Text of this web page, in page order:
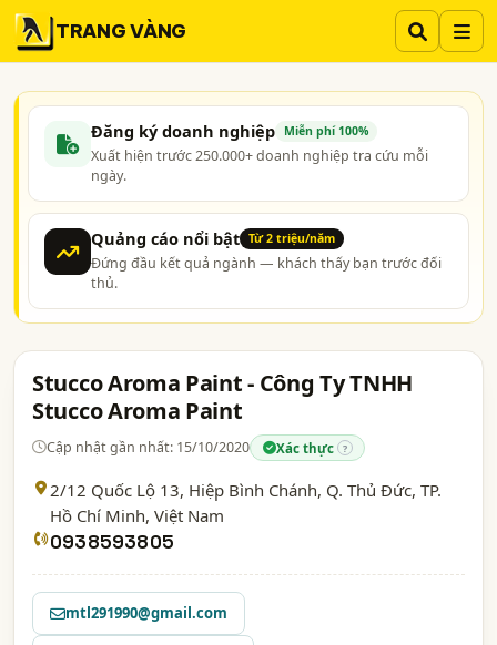
TRANG VÀNG
Đăng ký doanh nghiệp Miễn phí 100%
Xuất hiện trước 250.000+ doanh nghiệp tra cứu mỗi
ngày.
Quảng cáo nổi bật Từ 2 triệu/năm
Đứng đầu kết quả ngành — khách thấy bạn trước đối
thủ.
Stucco Aroma Paint - Công Ty TNHH
Stucco Aroma Paint
Cập nhật gần nhất: 15/10/2020 Xác thực ?
2/12 Quốc Lộ 13, Hiệp Bình Chánh, Q. Thủ Đức, TP.
Hồ Chí Minh, Việt Nam
0938593805
mtl291990@gmail.com